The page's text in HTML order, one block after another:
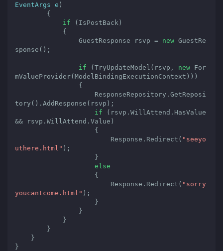
EventArgs e )
{
if (IsPostBack)
                GuestResponse rsvp =
new GuestRe
sponse();
if (TryUpdateModel(rsvp, new For
mValueProvider(ModelBindingExecutionContext)))
tory().AddResponse(rsvp);
if (rsvp.WillAttend.HasValue
&& rsvp.WillAttend.Value)
                        Response.Redirect(
"seeyo
uthere.html" );
else
                        Response.Redirect(
"sorry
youcantcome.html" );
}